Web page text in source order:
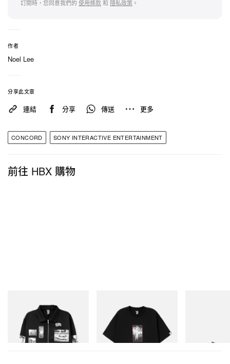
pic.twitter.com/3OcPFDqmDX
相關報導
>藤原浩再次攜手 BANDAI 打造 fragment design 全
新聯名 Tamagotchi 電子寵物機
>前進「無之世界」！《薩爾達傳說 智慧的再現》最
新遊戲介紹影片正式登場>
訂閱時，您同意我們的 使用條款和 隱私政策 。
作者
Noel Lee
分享此文章
連結 分享 傳送 更多
CONCORD SONY INTERACTIVE ENTERTAINMENT
前往 HBX 購物
Billionaire Boys Club X Initial
D Cotton Jacket
立即購入
BILLIONAIRE BOYS CLUB X
INITIAL D COTTON T-SHIRT
立即購入